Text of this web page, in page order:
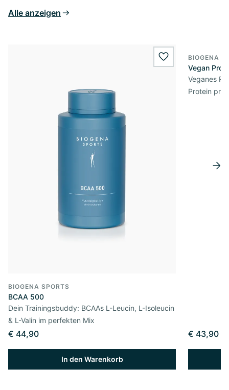
Alle anzeigen
wishlist.add
BIOGENA SPORTS
BCAA 500
Dein Trainingsbuddy: BCAAs L-Leucin, L-Isoleucin
& L-Valin im perfekten Mix
€ 44,90
In den Warenkorb
BIOGENA
Vegan
Veganes
Protein pro
€ 43,90